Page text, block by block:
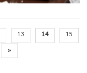
13 14
15
»